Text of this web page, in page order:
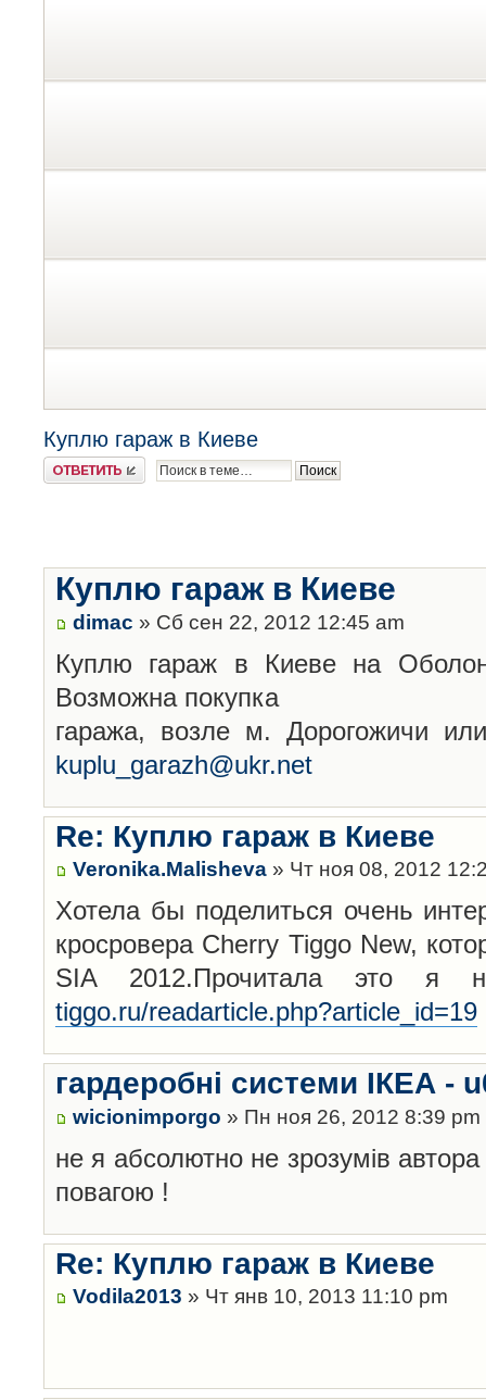
Куплю гараж в Киеве
Ответить
Куплю гараж в Киеве
dimac » Сб сен 22, 2012 12:45 am
Куплю гараж в Киеве на
Возможна покупка
гаража, возле м. Дорогожичи
kuplu_garazh@ukr.net
Re: Куплю гараж в Киеве
Veronika.Malisheva » Чт ноя 08, 2012
Хотела бы поделиться очень
кросровера Cherry Tiggo New,
SIA 2012.Прочитала это я
tiggo.ru/readarticle.php?article_id=19
гардеробні системи ІКЕА -
wicionimporgo » Пн ноя 26, 2012 8:39 pm
не я абсолютно не зрозумів
повагою !
Re: Куплю гараж в Киеве
Vodila2013 » Чт янв 10, 2013 11:10 pm